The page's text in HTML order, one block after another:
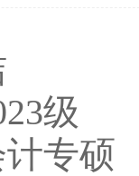
级
专硕